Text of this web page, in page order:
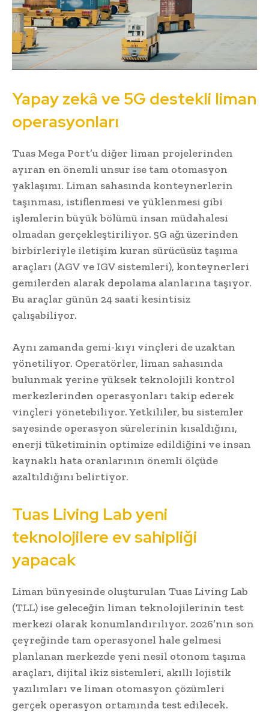
Yapay zekâ ve 5G destekli liman
operasyonları
Tuas Mega Port’u diğer liman projelerinden
ayıran en önemli unsur ise tam otomasyon
yaklaşımı. Liman sahasında konteynerlerin
taşınması, istiflenmesi ve yüklenmesi gibi
işlemlerin büyük bölümü insan müdahalesi
olmadan gerçekleştiriliyor. 5G ağı üzerinden
birbirleriyle iletişim kuran sürücüsüz taşıma
araçları (AGV ve IGV sistemleri), konteynerleri
gemilerden alarak depolama alanlarına taşıyor.
Bu araçlar günün 24 saati kesintisiz
çalışabiliyor.
Aynı zamanda gemi-kıyı vinçleri de uzaktan
yönetiliyor. Operatörler, liman sahasında
bulunmak yerine yüksek teknolojili kontrol
merkezlerinden operasyonları takip ederek
vinçleri yönetebiliyor. Yetkililer, bu sistemler
sayesinde operasyon sürelerinin kısaldığını,
enerji tüketiminin optimize edildiğini ve insan
kaynaklı hata oranlarının önemli ölçüde
azaltıldığını belirtiyor.
Tuas Living Lab yeni
teknolojilere ev sahipliği
yapacak
Liman bünyesinde oluşturulan Tuas Living Lab
(TLL) ise geleceğin liman teknolojilerinin test
merkezi olarak konumlandırılıyor. 2026’nın son
çeyreğinde tam operasyonel hale gelmesi
planlanan merkezde yeni nesil otonom taşıma
araçları, dijital ikiz sistemleri, akıllı lojistik
yazılımları ve liman otomasyon çözümleri
gerçek operasyon ortamında test edilecek.